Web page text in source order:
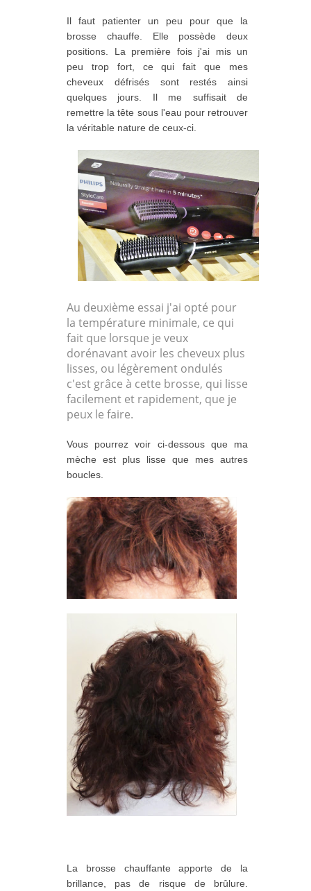
Il faut patienter un peu pour que la
brosse chauffe. Elle possède deux
positions. La première fois j'ai mis un
peu trop fort, ce qui fait que mes
cheveux défrisés sont restés ainsi
quelques jours. Il me suffisait de
remettre la tête sous l'eau pour retrouver
la véritable nature de ceux-ci.
Au deuxième essai j'ai opté pour
la température minimale, ce qui
fait que lorsque je veux
dorénavant avoir les cheveux plus
lisses, ou légèrement ondulés
c'est grâce à cette brosse, qui lisse
facilement et rapidement, que je
peux le faire.
Vous pourrez voir ci-dessous que ma
mèche est plus lisse que mes autres
boucles.
La brosse chauffante apporte de la
brillance, pas de risque de brûlure.